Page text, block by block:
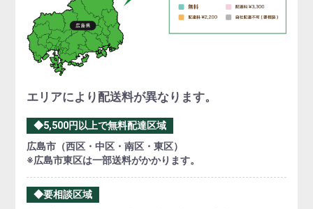
エリアにより配送料が異なります。
◆5,500円以上で無料配達区域
広島市（西区・中区・南区・東区）
※広島市東区は一部送料がかかります。
◆要相談区域